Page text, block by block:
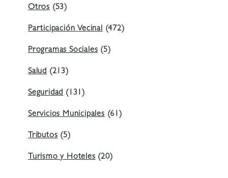
Otros (53)
Participación Vecinal (472)
Programas Sociales (5)
Salud (213)
Seguridad (131)
Servicios Municipales (61)
Tributos (5)
Turismo y Hoteles (20)